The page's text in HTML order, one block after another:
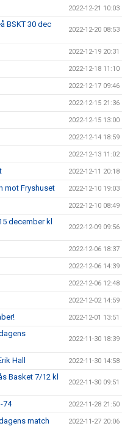
2022-12-21 10:03
BSKT 30 dec
2022-12-20 08:53
2022-12-19 20:31
2022-12-18 11:10
2022-12-17 09:46
2022-12-15 21:36
2022-12-15 13:00
2022-12-14 18:59
2022-12-13 11:02
2022-12-11 20:18
mot Fryshuset 2022-12-10 19:03
2022-12-10 08:49
december kl
2022-12-09 09:56
2022-12-06 18:37
2022-12-06 14:39
2022-12-06 12:48
2022-12-02 14:59
2022-12-01 13:51
2022-11-30 18:39
Hall 2022-11-30 14:58
Basket 7/12 kl
2022-11-30 09:51
74 2022-11-28 21:50
match 2022-11-27 20:06